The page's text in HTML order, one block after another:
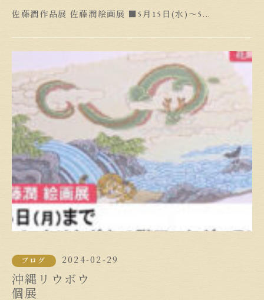
佐藤潤作品展 佐藤潤絵画展 ■5月15日(水)～5...
ブログ 2024-02-29
沖縄リウボウ
個展